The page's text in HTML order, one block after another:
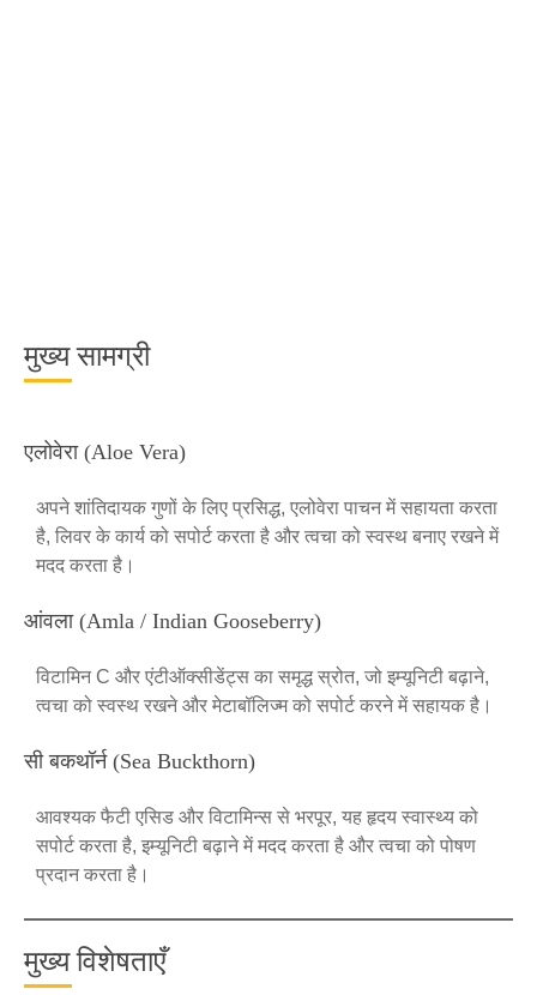
मुख्य सामग्री
एलोवेरा (Aloe Vera)
अपने शांतिदायक गुणों के लिए प्रसिद्ध, एलोवेरा पाचन में सहायता करता
है, लिवर के कार्य को सपोर्ट करता है और त्वचा को स्वस्थ बनाए रखने में
मदद करता है।
आंवला (Amla / Indian Gooseberry)
विटामिन C और एंटीऑक्सीडेंट्स का समृद्ध स्रोत, जो इम्यूनिटी बढ़ाने,
त्वचा को स्वस्थ रखने और मेटाबॉलिज्म को सपोर्ट करने में सहायक है।
सी बकथॉर्न (Sea Buckthorn)
आवश्यक फैटी एसिड और विटामिन्स से भरपूर, यह हृदय स्वास्थ्य को
सपोर्ट करता है, इम्यूनिटी बढ़ाने में मदद करता है और त्वचा को पोषण
प्रदान करता है।
मुख्य विशेषताएँ